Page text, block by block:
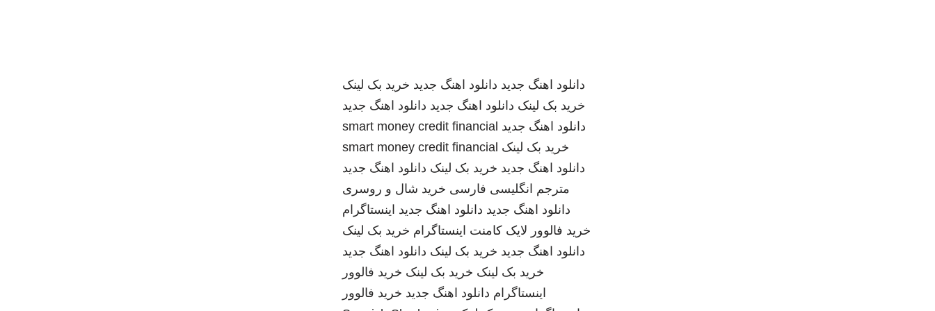
دانلود اهنگ جدید دانلود اهنگ جدید خرید بک لینک
خرید بک لینک دانلود اهنگ جدید دانلود اهنگ جدید
دانلود اهنگ جدید smart money credit financial
خرید بک لینک smart money credit financial
دانلود اهنگ جدید خرید بک لینک دانلود اهنگ جدید
مترجم انگلیسی فارسی خرید شال و روسری
دانلود اهنگ جدید دانلود اهنگ جدید اینستاگرام
خرید فالوور لایک کامنت اینستاگرام خرید بک لینک
دانلود اهنگ جدید خرید بک لینک دانلود اهنگ جدید
خرید بک لینک خرید بک لینک خرید فالوور
اینستاگرام دانلود اهنگ جدید خرید فالوور